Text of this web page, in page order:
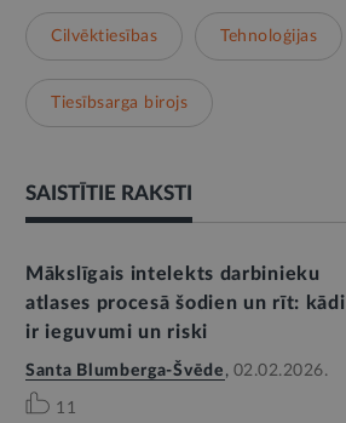
Cilvēktiesības Tehnoloģijas
Tiesībsarga birojs
SAISTĪTIE RAKSTI
Mākslīgais intelekts darbinieku
atlases procesā šodien un rīt: kādi
ir ieguvumi un riski
Santa Blumberga-Švēde , 02.02.2026.
11